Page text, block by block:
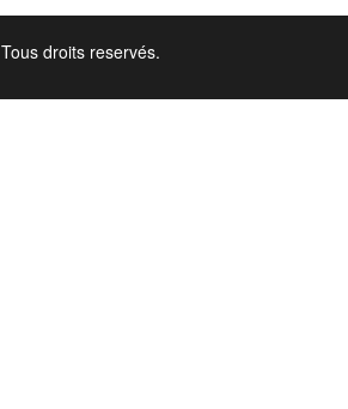
Tous droits reservés.